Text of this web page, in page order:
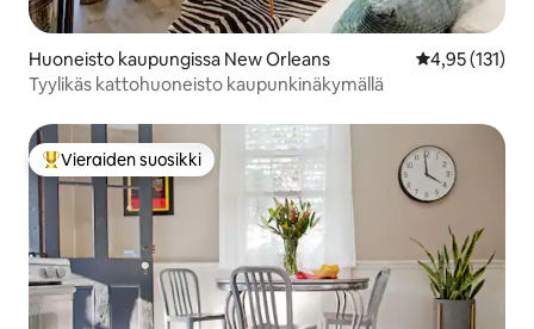
Huoneisto kaupungissa New Orleans
4,95 (131)
Tyylikäs kattohuoneisto kaupunkinäkymällä
Vieraiden suosikkien parhaimmistoa
Vieraiden suosikki